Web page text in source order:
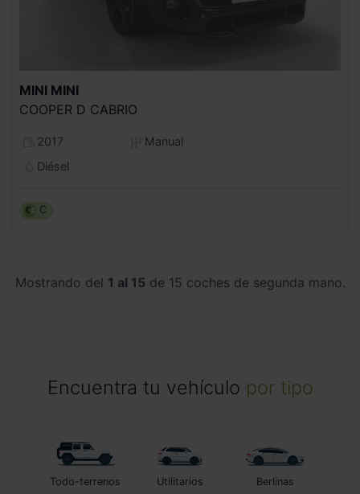
MINI MINI
COOPER D CABRIO
2017
Manual
Diésel
C
Mostrando del 1 al 15 de 15 coches de segunda mano.
Encuentra tu vehículo por tipo
Todo-terrenos Utilitarios Berlinas